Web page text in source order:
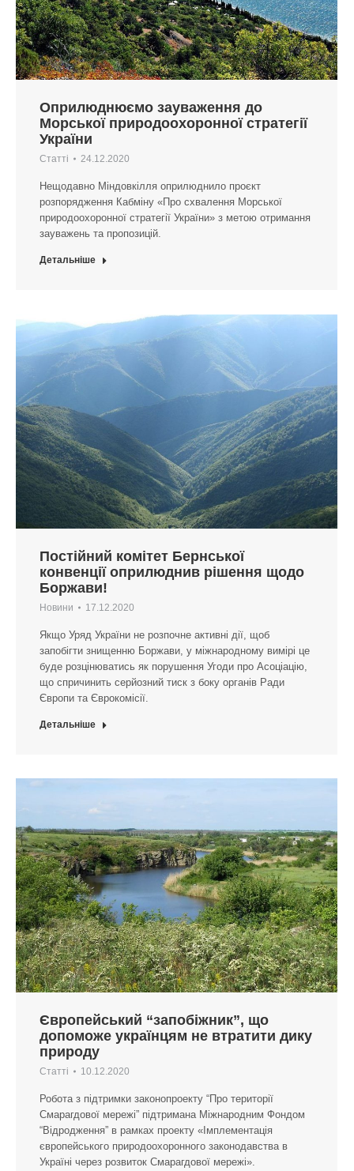
Оприлюднюємо зауваження до
Морської природоохоронної стратегії
України
Статті 24.12.2020
Нещодавно Міндовкілля оприлюднило проєкт
розпорядження Кабміну «Про схвалення Морської
природоохоронної стратегії України» з метою отримання
зауважень та пропозицій.
Детальніше
Постійний комітет Бернської
конвенції оприлюднив рішення щодо
Боржави!
Новини 17.12.2020
Якщо Уряд України не розпочне активні дії, щоб
запобігти знищенню Боржави, у міжнародному вимірі це
буде розцінюватись як порушення Угоди про Асоціацію,
що спричинить серйозний тиск з боку органів Ради
Європи та Єврокомісії.
Детальніше
Європейський “запобіжник”, що
допоможе українцям не втратити дику
природу
Статті 10.12.2020
Робота з підтримки законопроекту “Про території
Смарагдової мережі” підтримана Міжнародним Фондом
“Відродження” в рамках проекту «Імплементація
європейського природоохоронного законодавства в
Україні через розвиток Смарагдової мережі».